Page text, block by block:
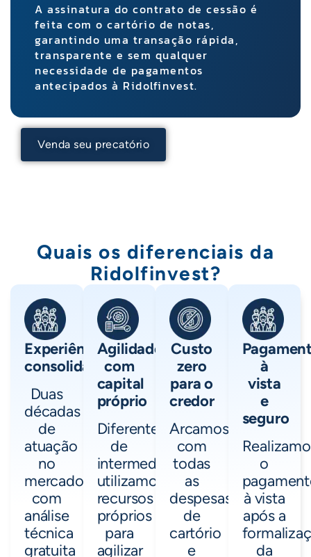
A assinatura do contrato de cessão é
feita com o cartório de notas,
garantindo uma transação rápida,
transparente e sem qualquer
necessidade de pagamentos
antecipados à Ridolfinvest.
Venda seu precatório
Quais os diferenciais da
Ridolfinvest?
Experiência
consolidada
Duas
décadas
de
atuação
no
mercado,
com
análise
técnica
gratuita
Agilidade
com
capital
próprio
Diferente
de
intermediários,
utilizamos
recursos
próprios
para
agilizar
Custo
zero
para o
credor
Arcamos
com
todas
as
despesas
de
cartório
e
à
vista
e
seguro
o
à vista
após a
da